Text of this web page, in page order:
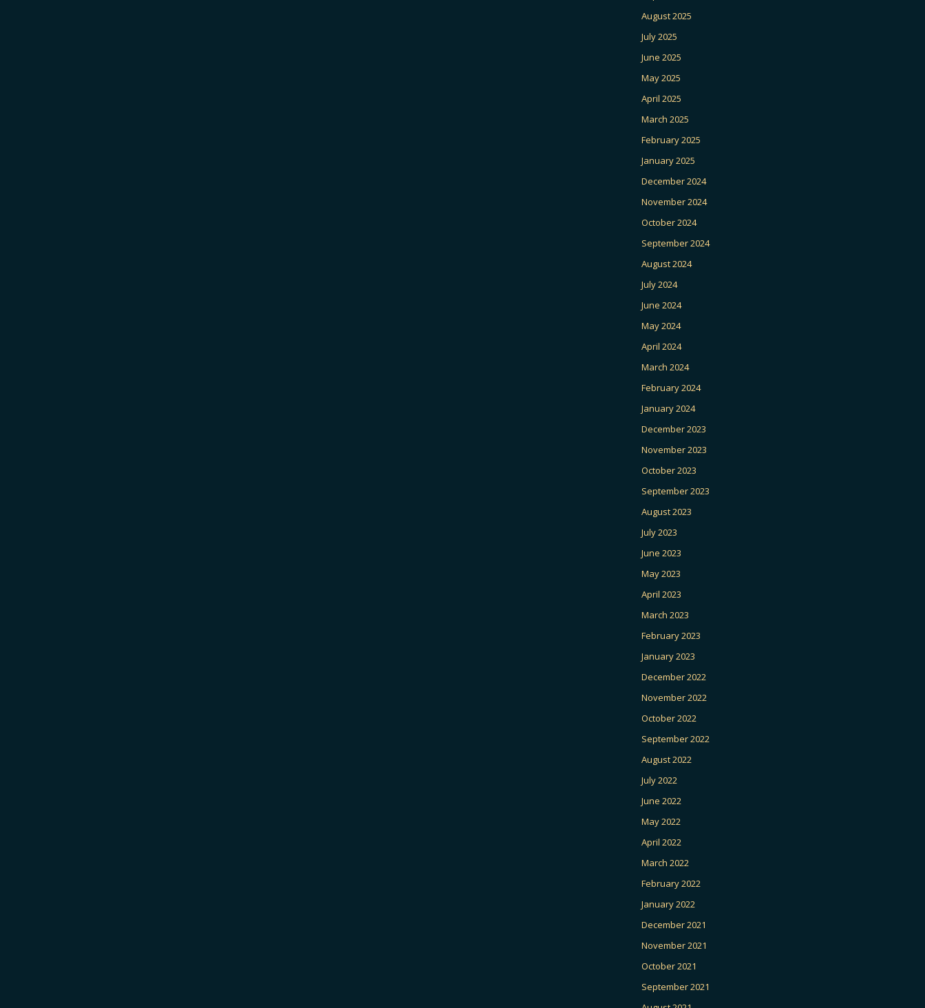
August 2025
July 2025
June 2025
May 2025
April 2025
March 2025
February 2025
January 2025
December 2024
November 2024
October 2024
September 2024
August 2024
July 2024
June 2024
May 2024
April 2024
March 2024
February 2024
January 2024
December 2023
November 2023
October 2023
September 2023
August 2023
July 2023
June 2023
May 2023
April 2023
March 2023
February 2023
January 2023
December 2022
November 2022
October 2022
September 2022
August 2022
July 2022
June 2022
May 2022
April 2022
March 2022
February 2022
January 2022
December 2021
November 2021
October 2021
September 2021